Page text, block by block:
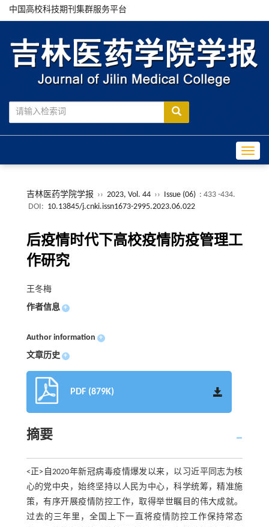
中国高校科技期刊集群服务平台
吉林医药学院学报 ›› 2023, Vol. 44 ›› Issue (06) : 433 -434.
DOI: 10.13845/j.cnki.issn1673-2995.2023.06.022
后疫情时代下高校疫情防疫管理工
作研究
王冬梅
作者信息 +
Author information +
文章历史 +
PDF (879K)
摘要
<正>自2020年新冠病毒疫情爆发以来，以习近平同志为核
心的党中央，始终坚持以人民为中心，科学统筹，精准施
策，有序开展疫情防控工作，取得举世瞩目的伟大成就。
过去的三年里，全国上下一直将疫情防控工作保持常态